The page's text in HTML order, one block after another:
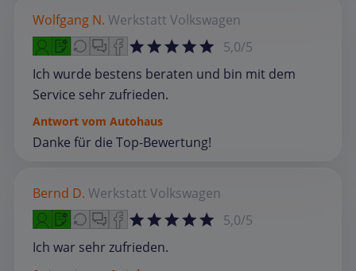
Wolfgang N. Werkstatt Volkswagen
5,0/5
Ich wurde bestens beraten und bin mit dem
Service sehr zufrieden.
Antwort vom Autohaus
Danke für die Top-Bewertung!
Bernd D. Werkstatt Volkswagen
5,0/5
Ich war sehr zufrieden.